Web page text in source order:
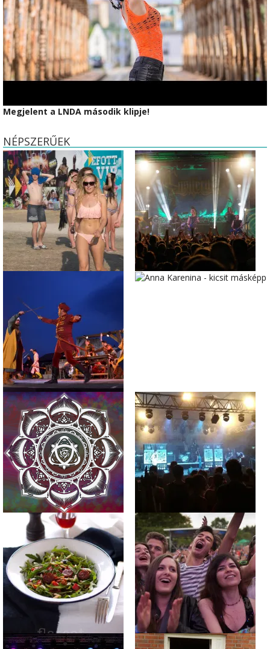
Megjelent a LNDA második klipje!
NÉPSZERŰEK